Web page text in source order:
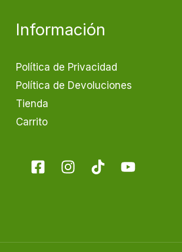
Información
Política de Privacidad
Política de Devoluciones
Tienda
Carrito